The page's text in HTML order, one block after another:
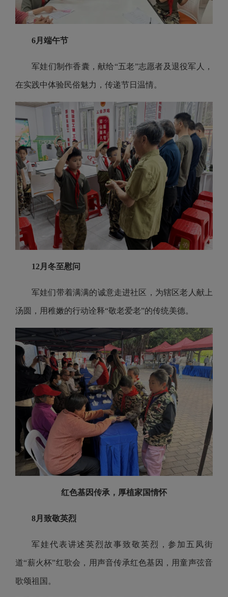
6月端午节
军娃们制作香囊，献给“五老”志愿者及退役军人，
在实践中体验民俗魅力，传递节日温情。
12月冬至慰问
军娃们带着满满的诚意走进社区，为辖区老人献上
汤圆，用稚嫩的行动诠释“敬老爱老”的传统美德。
红色基因传承，厚植家国情怀
8月致敬英烈
军娃代表讲述英烈故事致敬英烈，参加五凤街
道“薪火杯”红歌会， 用声音传承红色基因， 用童声弦音
歌颂祖国。